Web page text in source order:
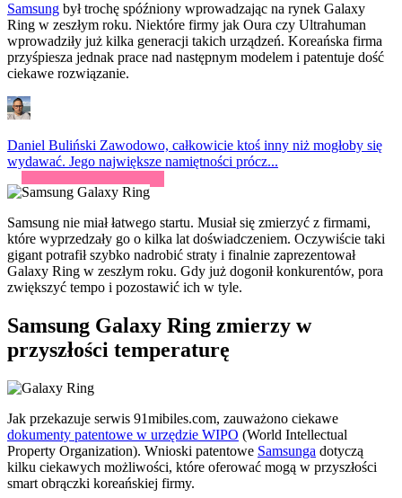
Samsung był trochę spóźniony wprowadzając na rynek Galaxy
Ring w zeszłym roku. Niektóre firmy jak Oura czy Ultrahuman
wprowadziły już kilka generacji takich urządzeń. Koreańska firma
przyśpiesza jednak prace nad następnym modelem i patentuje dość
ciekawe rozwiązanie.
Daniel Buliński Zawodowo, całkowicie ktoś inny niż mogłoby się
wydawać. Jego największe namiętności prócz...
Samsung nie miał łatwego startu. Musiał się zmierzyć z firmami,
które wyprzedzały go o kilka lat doświadczeniem. Oczywiście taki
gigant potrafił szybko nadrobić straty i finalnie zaprezentował
Galaxy Ring w zeszłym roku. Gdy już dogonił konkurentów, pora
zwiększyć tempo i pozostawić ich w tyle.
Samsung Galaxy Ring zmierzy w
przyszłości temperaturę
Jak przekazuje serwis 91mibiles.com, zauważono ciekawe
dokumenty patentowe w urzędzie WIPO (World Intellectual
Property Organization). Wnioski patentowe Samsunga dotyczą
kilku ciekawych możliwości, które oferować mogą w przyszłości
smart obrączki koreańskiej firmy.